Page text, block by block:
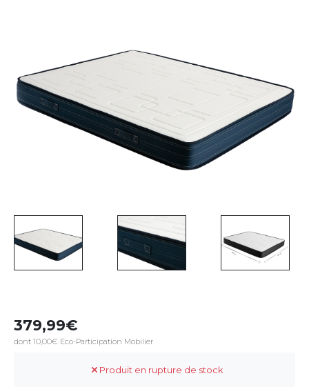
379,99
dont 10,00€ Eco-Participation Mobilier
Produit en rupture de stock